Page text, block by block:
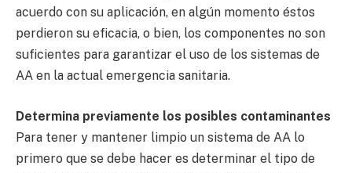
acuerdo con su aplicación, en algún momento éstos
perdieron su eficacia, o bien, los componentes no son
suficientes para garantizar el uso de los sistemas de
AA en la actual emergencia sanitaria.
Determina previamente los posibles contaminantes
Para tener y mantener limpio un sistema de AA lo
primero que se debe hacer es determinar el tipo de